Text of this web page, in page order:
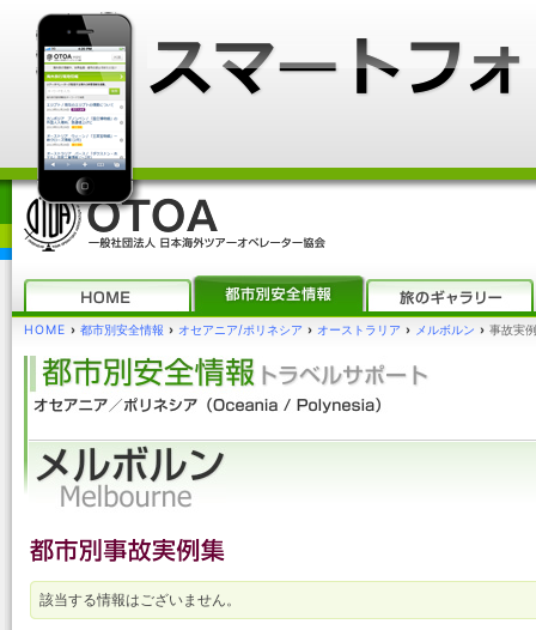
HOME › 都市別安全情報 › オセアニア/ポリネシア › オーストラリア › メルボルン › 事故実
該当する情報はございません。